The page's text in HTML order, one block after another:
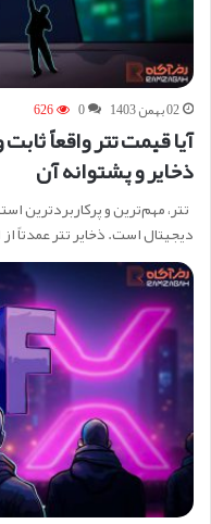
02 بهمن 1403 0
626
آیا قیمت تتر واقعاً
ذخایر و پشتوانه آن
دیجیتال است. ذخایر تتر عمدتاً